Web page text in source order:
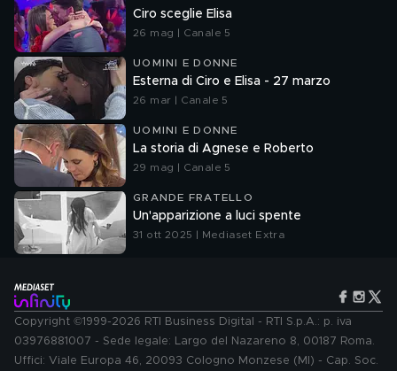
Ciro sceglie Elisa
26 mag | Canale 5
UOMINI E DONNE
Esterna di Ciro e Elisa - 27 marzo
26 mar | Canale 5
UOMINI E DONNE
La storia di Agnese e Roberto
29 mag | Canale 5
GRANDE FRATELLO
Un'apparizione a luci spente
31 ott 2025 | Mediaset Extra
Copyright ©1999-2026 RTI Business Digital - RTI S.p.A.: p. iva
03976881007 - Sede legale: Largo del Nazareno 8, 00187 Roma.
Uffici: Viale Europa 46, 20093 Cologno Monzese (MI) - Cap. Soc.